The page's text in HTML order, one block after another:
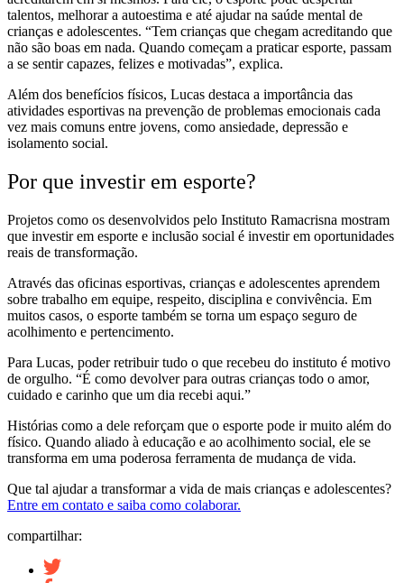
talentos, melhorar a autoestima e até ajudar na saúde mental de
crianças e adolescentes. “Tem crianças que chegam acreditando que
não são boas em nada. Quando começam a praticar esporte, passam
a se sentir capazes, felizes e motivadas”, explica.
Além dos benefícios físicos, Lucas destaca a importância das
atividades esportivas na prevenção de problemas emocionais cada
vez mais comuns entre jovens, como ansiedade, depressão e
isolamento social.
Por que investir em esporte?
Projetos como os desenvolvidos pelo Instituto Ramacrisna mostram
que investir em esporte e inclusão social é investir em oportunidades
reais de transformação.
Através das oficinas esportivas, crianças e adolescentes aprendem
sobre trabalho em equipe, respeito, disciplina e convivência. Em
muitos casos, o esporte também se torna um espaço seguro de
acolhimento e pertencimento.
Para Lucas, poder retribuir tudo o que recebeu do instituto é motivo
de orgulho. “É como devolver para outras crianças todo o amor,
cuidado e carinho que um dia recebi aqui.”
Histórias como a dele reforçam que o esporte pode ir muito além do
físico. Quando aliado à educação e ao acolhimento social, ele se
transforma em uma poderosa ferramenta de mudança de vida.
Que tal ajudar a transformar a vida de mais crianças e adolescentes?
Entre em contato e saiba como colaborar.
compartilhar: